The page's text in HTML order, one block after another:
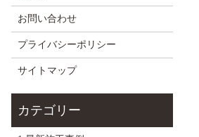
お問い合わせ
プライバシーポリシー
サイトマップ